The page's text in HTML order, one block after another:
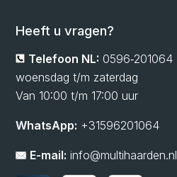
Heeft u vragen?
Telefoon NL: 0596‑201064
woensdag t/m zaterdag
Van 10:00 t/m 17:00 uur
WhatsApp: +31596201064
E-mail: info@multihaarden.nl